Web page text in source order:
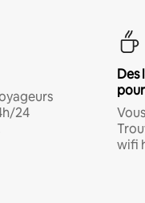
24
Des
wifi